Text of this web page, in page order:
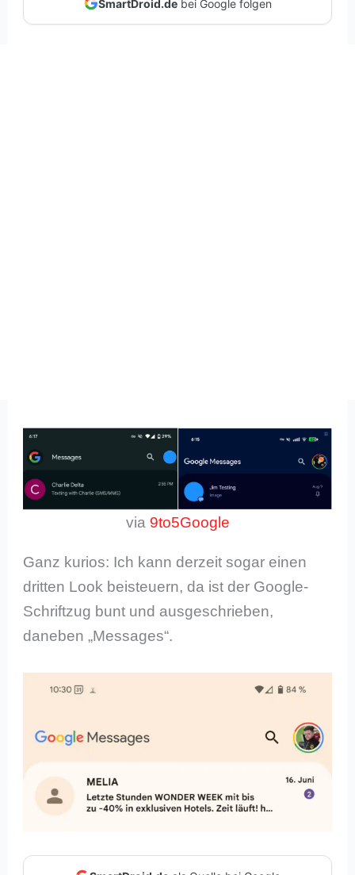
SmartDroid.debei Google folgen
via 9to5Google
Ganz kurios: Ich kann derzeit sogar einen
dritten Look beisteuern, da ist der Google-
Schriftzug bunt und ausgeschrieben,
daneben „Messages“.